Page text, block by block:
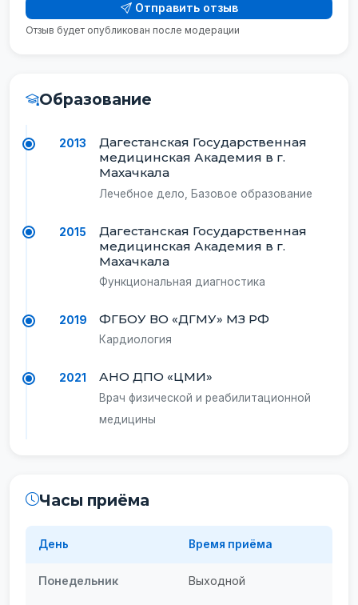
Отправить отзыв
Отзыв будет опубликован после модерации
Образование
2013
Дагестанская Государственная
медицинская Академия в г.
Махачкала
Лечебное дело, Базовое образование
2015
Дагестанская Государственная
медицинская Академия в г.
Махачкала
Функциональная диагностика
2019 ФГБОУ ВО «ДГМУ» МЗ РФ
Кардиология
2021 АНО ДПО «ЦМИ»
Врач физической и реабилитационной
медицины
Часы приёма
День Время приёма
Понедельник Выходной